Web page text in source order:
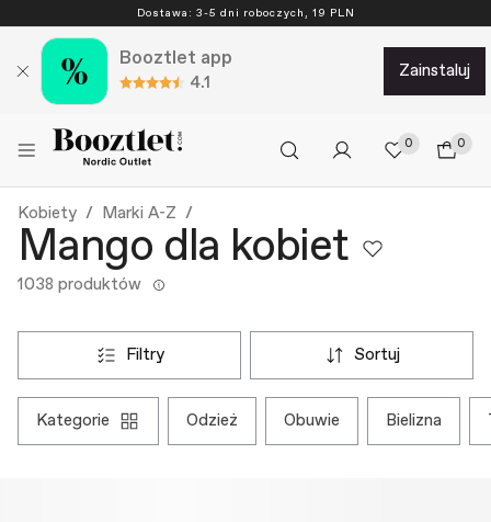
Dostawa: 3-5 dni roboczych, 19 PLN
Booztlet app
4.1
zainstaluj
0 0
Kobiety Marki A-Z
Mango dla kobiet
1038 produktów
filtry sortuj
kategorie odzież obuwie bielizna